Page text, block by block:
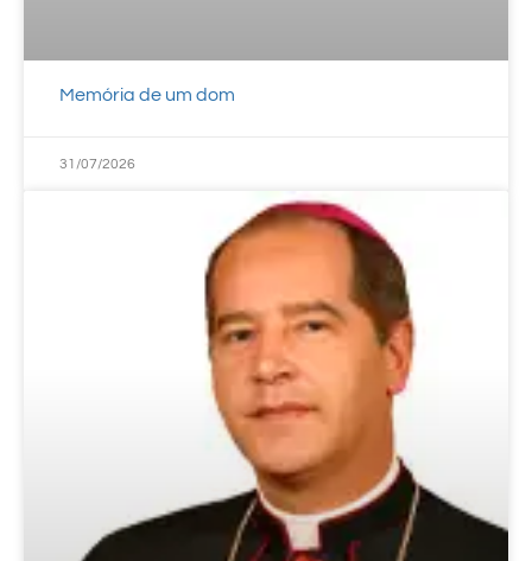
Memória de um dom
31/07/2026